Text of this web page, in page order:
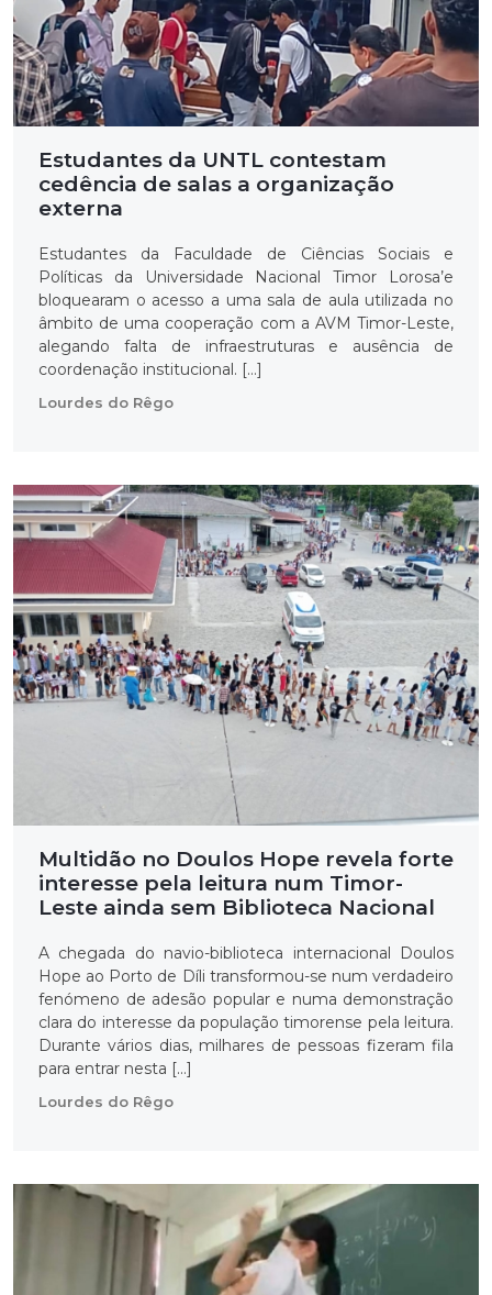
Estudantes da UNTL contestam
cedência de salas a organização
externa
Estudantes da Faculdade de Ciências Sociais e
Políticas da Universidade Nacional Timor Lorosa’e
bloquearam o acesso a uma sala de aula utilizada no
âmbito de uma cooperação com a AVM Timor-Leste,
alegando falta de infraestruturas e ausência de
coordenação institucional. […]
Lourdes do Rêgo
Multidão no Doulos Hope revela forte
interesse pela leitura num Timor-
Leste ainda sem Biblioteca Nacional
A chegada do navio-biblioteca internacional Doulos
Hope ao Porto de Díli transformou-se num verdadeiro
fenómeno de adesão popular e numa demonstração
clara do interesse da população timorense pela leitura.
Durante vários dias, milhares de pessoas fizeram fila
para entrar nesta […]
Lourdes do Rêgo